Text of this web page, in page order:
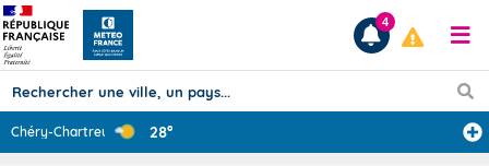
Prévisions
4
Chéry-Chartreuv... 28°